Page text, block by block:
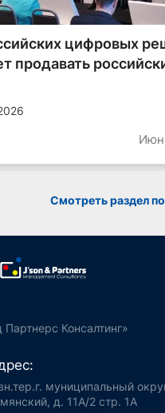
цифровых
продавать
Смотреть раздел
Консалтинг»
муниципальный
д. 11А/2 стр. 1А